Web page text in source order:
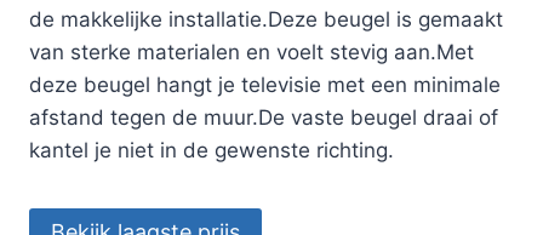
de makkelijke installatie.Deze beugel is gemaakt
van sterke materialen en voelt stevig aan.Met
deze beugel hangt je televisie met een minimale
afstand tegen de muur.De vaste beugel draai of
kantel je niet in de gewenste richting.